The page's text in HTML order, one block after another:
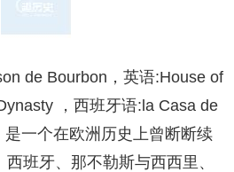
de Bourbon，英语:House of
，西班牙语:la Casa de
一个在欧洲历史上曾断断续
班牙、那不勒斯与西西里、